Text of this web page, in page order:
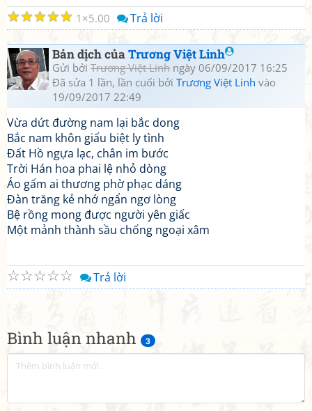
Bình luận nhanh 3
☆
☆
☆
☆
☆ 1 5.00 Trả lời
Bản dịch củaTrương Việt Linh
Gửi bởi Trương Việt Linh ngày 06/09/2017 16:25
Đã sửa 1 lần, lần cuối bởi Trương Việt Linh vào
19/09/2017 22:49
Vừa dứt đường nam lại bắc dong
Bắc nam khôn giấu biệt ly tình
Đất Hồ ngựa lạc, chân im bước
Trời Hán hoa phai lệ nhỏ dòng
Áo gấm ai thương phờ phạc dáng
Đàn trăng kẻ nhớ ngẩn ngơ lòng
Bệ rồng mong được người yên giấc
Một mảnh thành sầu chống ngoại xâm
☆
☆
☆
☆
☆ Trả lời